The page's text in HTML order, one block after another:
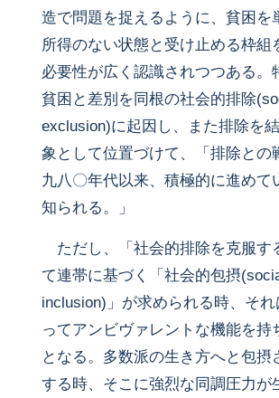
造で問題を捉えるように、貧困を
所得のない状態と受け止める枠組
必要性が広く認識されつつある。
貧困と差別を同根の社会的排除
exclusion)に起因し、また排除を
象として位置づけて、「排除との
九八〇年代以来、積極的に進めて
知られる。」
ただし、「社会的排除を克服す
て連帯に基づく「社会的包摂
inclusion)」が求められる時、それ
ってアンビヴァレントな機能を持
となる。多数派の生き方へと包摂
する時、そこに強烈な同調圧力が